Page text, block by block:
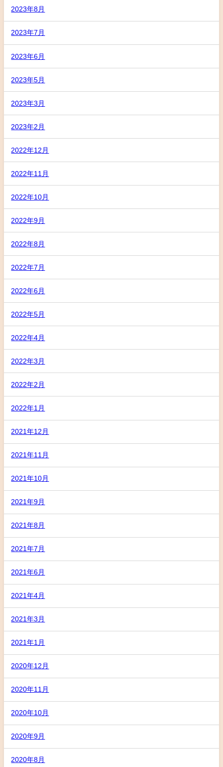
2023年8月
2023年7月
2023年6月
2023年5月
2023年3月
2023年2月
2022年12月
2022年11月
2022年10月
2022年9月
2022年8月
2022年7月
2022年6月
2022年5月
2022年4月
2022年3月
2022年2月
2022年1月
2021年12月
2021年11月
2021年10月
2021年9月
2021年8月
2021年7月
2021年6月
2021年4月
2021年3月
2021年1月
2020年12月
2020年11月
2020年10月
2020年9月
2020年8月